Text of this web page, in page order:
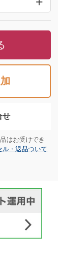
せ​
はお受けでき
ル・返品ついて